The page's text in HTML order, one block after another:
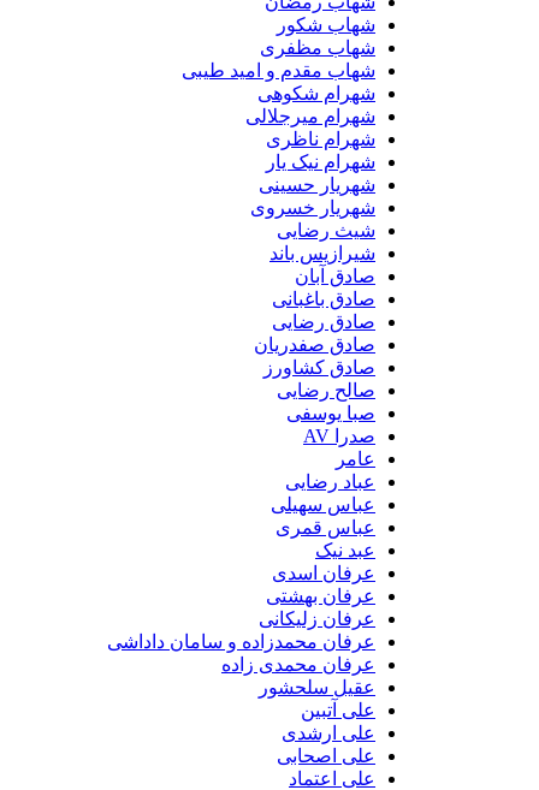
شهاب شکور
شهاب مظفری
شهاب مقدم و امید طیبی
شهرام شکوهی
شهرام میرجلالی
شهرام ناظری
شهرام نیک یار
شهریار حسینی
شهریار خسروی
شیث رضایی
شیرازیس باند
صادق آبان
صادق باغبانی
صادق رضایی
صادق صفدریان
صادق کشاورز
صالح رضایی
صبا یوسفی
عباد رضایی
عباس سهیلی
عباس قمری
عبد نیک
عرفان اسدی
عرفان بهشتی
عرفان زلیکانی
عرفان محمدزاده و سامان داداشی
عرفان محمدی زاده
عقیل سلحشور
علی آتبین
علی ارشدی
علی اصحابی
علی اعتماد